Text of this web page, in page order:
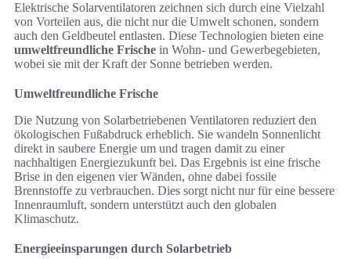
Elektrische Solarventilatoren zeichnen sich durch eine Vielzahl
von Vorteilen aus, die nicht nur die Umwelt schonen, sondern
auch den Geldbeutel entlasten. Diese Technologien bieten eine
umweltfreundliche Frische in Wohn- und Gewerbegebieten,
wobei sie mit der Kraft der Sonne betrieben werden.
Umweltfreundliche Frische
Die Nutzung von Solarbetriebenen Ventilatoren reduziert den
ökologischen Fußabdruck erheblich. Sie wandeln Sonnenlicht
direkt in saubere Energie um und tragen damit zu einer
nachhaltigen Energiezukunft bei. Das Ergebnis ist eine frische
Brise in den eigenen vier Wänden, ohne dabei fossile
Brennstoffe zu verbrauchen. Dies sorgt nicht nur für eine bessere
Innenraumluft, sondern unterstützt auch den globalen
Klimaschutz.
Energieeinsparungen durch Solarbetrieb